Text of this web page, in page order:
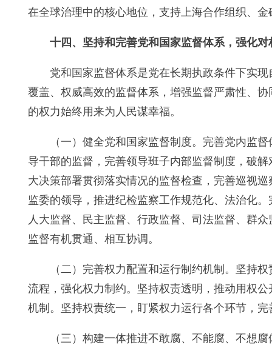
在全球治理中的核心地位，支持上海合作组织、
十四、坚持和完善党和国家监督体系，强化
党和国家监督体系是党在长期执政条件下实
覆盖、权威高效的监督体系，增强监督严肃性、
的权力始终用来为人民谋幸福。
（一）健全党和国家监督制度。完善党内监
导干部的监督，完善领导班子内部监督制度，破
大决策部署贯彻落实情况的监督检查，完善巡视
监委的领导，推进纪检监察工作规范化、法治化
人大监督、民主监督、行政监督、司法监督、群
监督有机贯通、相互协调。
（二）完善权力配置和运行制约机制。坚持
流程，强化权力制约。坚持权责透明，推动用权
机制。坚持权责统一，盯紧权力运行各个环节，
（三）构建一体推进不敢腐、不能腐、不想